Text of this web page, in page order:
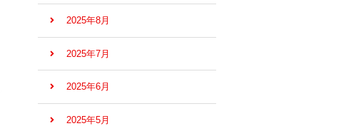
2025年8月
2025年7月
2025年6月
2025年5月